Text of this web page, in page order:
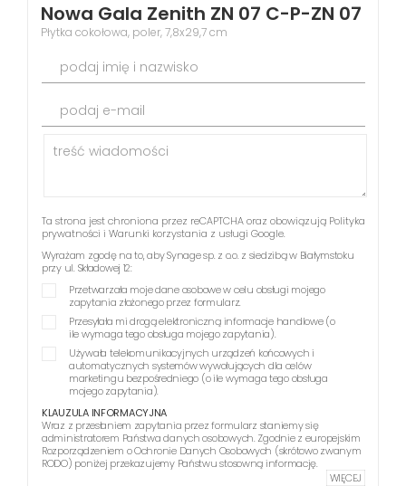
Nowa Gala Zenith ZN 07 C-P-ZN 07
Płytka cokołowa, poler, 7,8x29,7 cm
podaj imię i nazwisko
podaj e-mail
Ta strona jest chroniona przez reCAPTCHA oraz obowiązują Polityka
prywatności i Warunki korzystania z usługi Google.
Wyrażam zgodę na to, aby Synage sp. z o.o. z siedzibą w Białymstoku
przy ul. Składowej 12:
Przetwarzała moje dane osobowe w celu obsługi mojego
zapytania złożonego przez formularz.
Przesyłała mi drogą elektroniczną informacje handlowe (o
ile wymaga tego obsługa mojego zapytania).
Używała telekomunikacyjnych urządzeń końcowych i
automatycznych systemów wywołujących dla celów
marketingu bezpośredniego (o ile wymaga tego obsługa
mojego zapytania).
KLAUZULA INFORMACYJNA
Wraz z przesłaniem zapytania przez formularz staniemy się
administratorem Państwa danych osobowych. Zgodnie z europejskim
Rozporządzeniem o Ochronie Danych Osobowych (skrótowo zwanym
RODO) poniżej przekazujemy Państwu stosowną informację.
WIĘCEJ